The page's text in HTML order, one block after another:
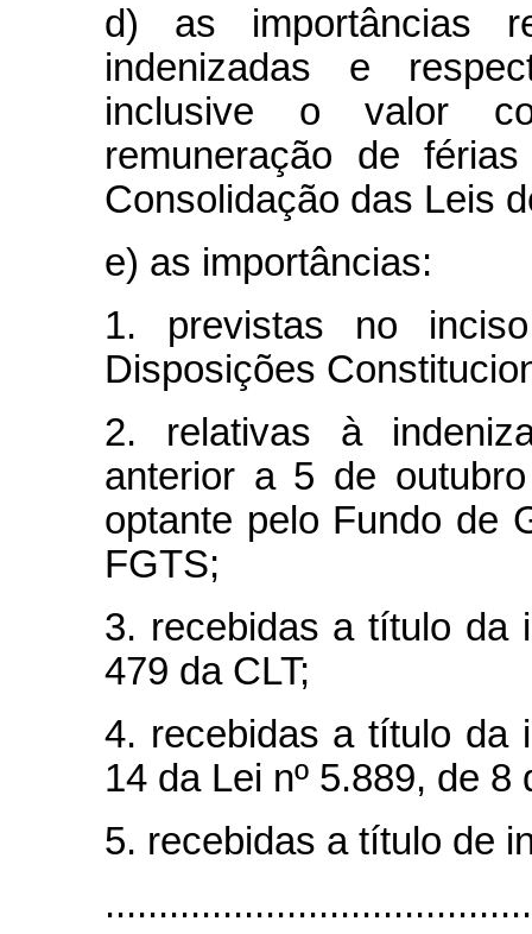
d) as importâncias
indenizadas e
inclusive o valor
remuneração de
Consolidação das Leis
e) as importâncias:
1. previstas no
Disposições
2. relativas à
anterior a 5 de
optante pelo Fundo de
FGTS;
3. recebidas a título da
479 da CLT;
4. recebidas a título da
14 da Lei nº 5.889, de 8
5. recebidas a título de